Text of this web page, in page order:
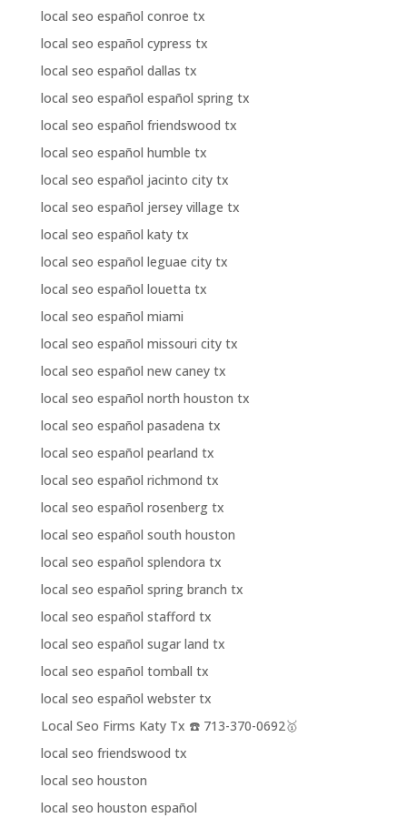
local seo español conroe tx
local seo español cypress tx
local seo español dallas tx
local seo español español spring tx
local seo español friendswood tx
local seo español humble tx
local seo español jacinto city tx
local seo español jersey village tx
local seo español katy tx
local seo español leguae city tx
local seo español louetta tx
local seo español miami
local seo español missouri city tx
local seo español new caney tx
local seo español north houston tx
local seo español pasadena tx
local seo español pearland tx
local seo español richmond tx
local seo español rosenberg tx
local seo español south houston
local seo español splendora tx
local seo español spring branch tx
local seo español stafford tx
local seo español sugar land tx
local seo español tomball tx
local seo español webster tx
Local Seo Firms Katy Tx ☎️ 713-370-0692🥇
local seo friendswood tx
local seo houston
local seo houston español